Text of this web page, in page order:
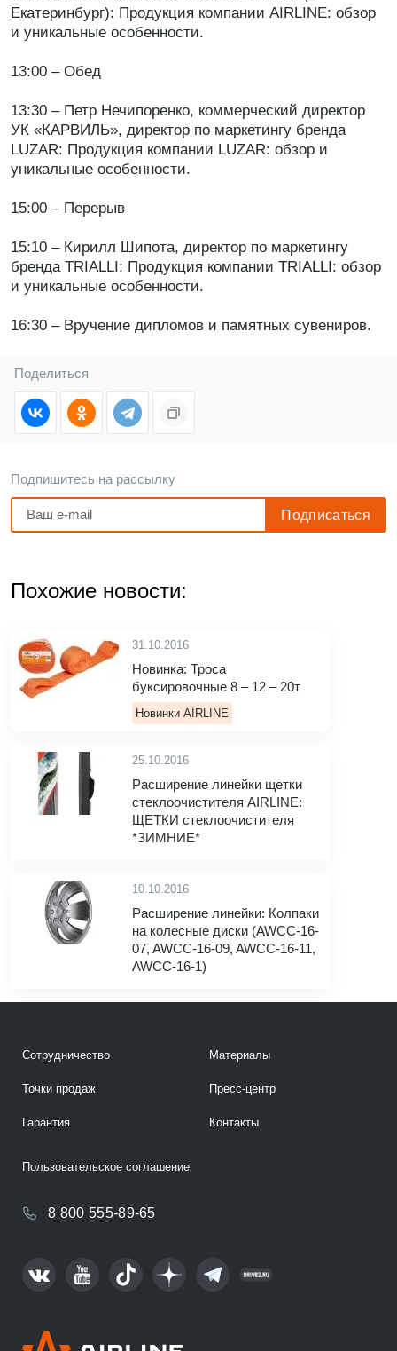
Екатеринбург): Продукция компании AIRLINE: обзор
и уникальные особенности.
13:00 – Обед
13:30 – Петр Нечипоренко, коммерческий директор
УК «КАРВИЛЬ», директор по маркетингу бренда
LUZAR: Продукция компании LUZAR: обзор и
уникальные особенности.
15:00 – Перерыв
15:10 – Кирилл Шипота, директор по маркетингу
бренда TRIALLI: Продукция компании TRIALLI: обзор
и уникальные особенности.
16:30 – Вручение дипломов и памятных сувениров.
Поделиться
Подпишитесь на рассылку
Похожие новости:
31.10.2016
Новинка: Троса
буксировочные 8 – 12 – 20т
Новинки AIRLINE
25.10.2016
Расширение линейки щетки
стеклоочистителя AIRLINE:
ЩЕТКИ стеклоочистителя
*ЗИМНИЕ*
10.10.2016
Расширение линейки: Колпаки
на колесные диски (AWCC-16-
07, AWCC-16-09, AWCC-16-11,
AWCC-16-1)
Сотрудничество
Точки продаж
Гарантия
Материалы
Пресс-центр
Контакты
8 800 555-89-65
Пользовательское соглашение